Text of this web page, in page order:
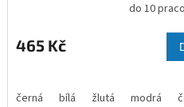
do 10
465 Kč
černá bílá žlutá modrá